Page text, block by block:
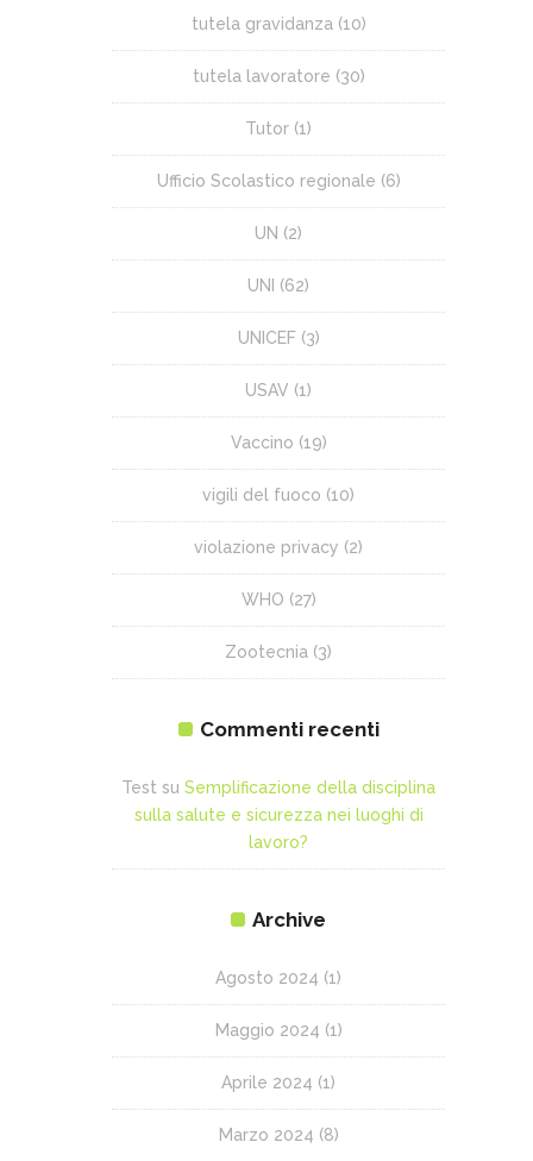
tutela gravidanza (10)
tutela lavoratore (30)
Tutor (1)
Ufficio Scolastico regionale (6)
UN (2)
UNI (62)
UNICEF(3)
USAV (1)
Vaccino (19)
vigili del fuoco (10)
violazione privacy (2)
WHO (27)
Zootecnia (3)
Commenti recenti
Test su Semplificazione della disciplina
sulla salute e sicurezza nei luoghi di
lavoro?
Archive
Agosto 2024 (1)
Maggio 2024 (1)
Aprile 2024 (1)
Marzo 2024 (8)